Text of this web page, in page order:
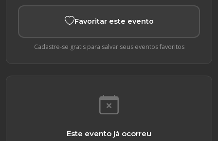
Favoritar este evento
Cadastre-se gratis para salvar seus eventos favoritos
Este evento já ocorreu